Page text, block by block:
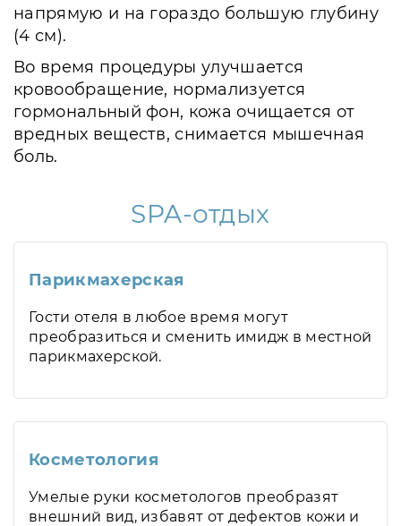
напрямую и на гораздо большую глубину
(4 см).
Во время процедуры улучшается
кровообращение, нормализуется
гормональный фон, кожа очищается от
вредных веществ, снимается мышечная
боль.
SPA-отдых
Парикмахерская
Гости отеля в любое время могут
преобразиться и сменить имидж в местной
парикмахерской.
Косметология
Умелые руки косметологов преобразят
внешний вид, избавят от дефектов кожи и